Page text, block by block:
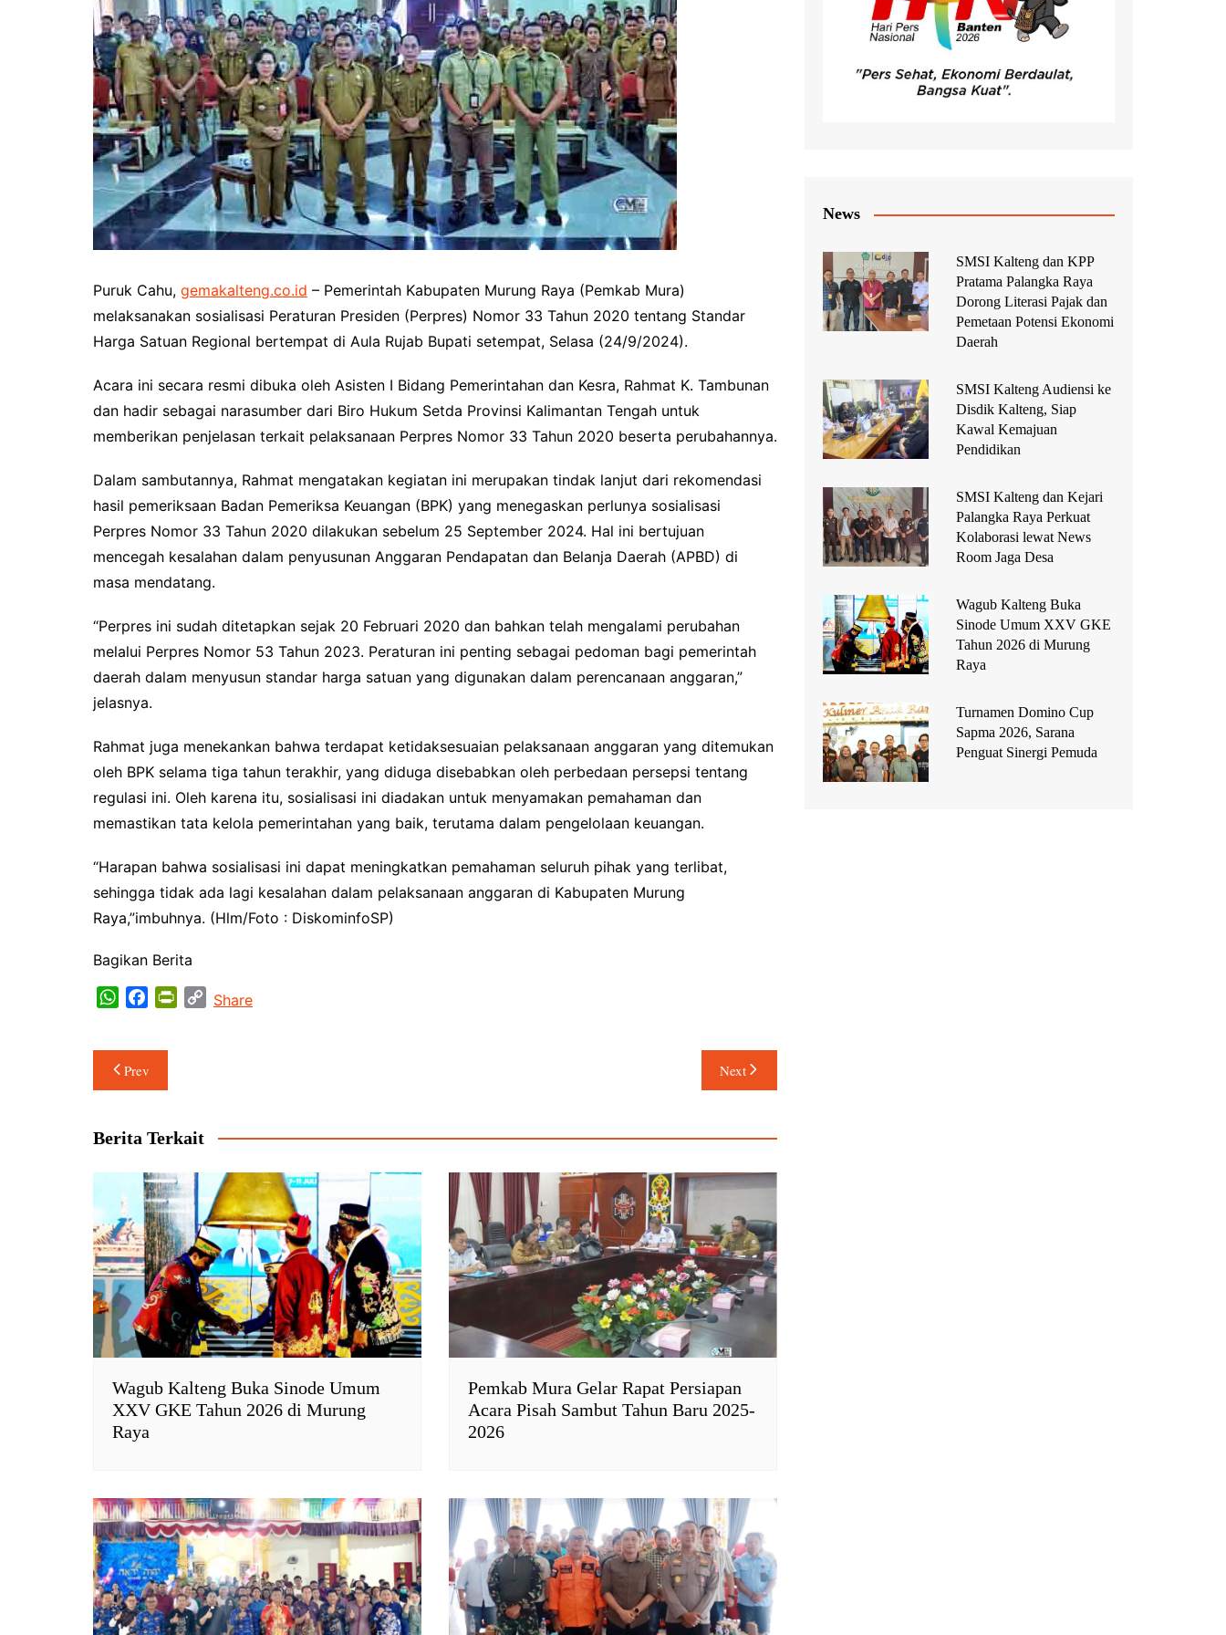
Pemkab Lamandau
Pemkab Mura
Pemkab Pulang Pisau
Pemkab Seruyan
Pemkab Sukamara
Pemko Palangka Raya
DPRD Kotawaringin Timur
DPRD Lamandau
DPRD Murung Raya
DPRD Palangka Raya
DPRD Pulang Pisau
DPRD Seruyan
DPRD Sukamara
Puruk Cahu, gemakalteng.co.id – Pemerintah Kabupaten Murung Raya (Pemkab Mura)
melaksanakan sosialisasi Peraturan Presiden (Perpres) Nomor 33 Tahun 2020 tentang Standar
Harga Satuan Regional bertempat di Aula Rujab Bupati setempat, Selasa (24/9/2024).
Acara ini secara resmi dibuka oleh Asisten I Bidang Pemerintahan dan Kesra, Rahmat K. Tambunan
dan hadir sebagai narasumber dari Biro Hukum Setda Provinsi Kalimantan Tengah untuk
memberikan penjelasan terkait pelaksanaan Perpres Nomor 33 Tahun 2020 beserta perubahannya.
Dalam sambutannya, Rahmat mengatakan kegiatan ini merupakan tindak lanjut dari rekomendasi
hasil pemeriksaan Badan Pemeriksa Keuangan (BPK) yang menegaskan perlunya sosialisasi
Perpres Nomor 33 Tahun 2020 dilakukan sebelum 25 September 2024. Hal ini bertujuan
mencegah kesalahan dalam penyusunan Anggaran Pendapatan dan Belanja Daerah (APBD) di
masa mendatang.
“Perpres ini sudah ditetapkan sejak 20 Februari 2020 dan bahkan telah mengalami perubahan
melalui Perpres Nomor 53 Tahun 2023. Peraturan ini penting sebagai pedoman bagi pemerintah
daerah dalam menyusun standar harga satuan yang digunakan dalam perencanaan anggaran,”
jelasnya.
Rahmat juga menekankan bahwa terdapat ketidaksesuaian pelaksanaan anggaran yang ditemukan
oleh BPK selama tiga tahun terakhir, yang diduga disebabkan oleh perbedaan persepsi tentang
regulasi ini. Oleh karena itu, sosialisasi ini diadakan untuk menyamakan pemahaman dan
memastikan tata kelola pemerintahan yang baik, terutama dalam pengelolaan keuangan.
“Harapan bahwa sosialisasi ini dapat meningkatkan pemahaman seluruh pihak yang terlibat,
sehingga tidak ada lagi kesalahan dalam pelaksanaan anggaran di Kabupaten Murung
Raya,”imbuhnya. (Hlm/Foto : DiskominfoSP)
Bagikan Berita
W
t
p
o
r
e
n
d
l
y
CShare
Navigasi
pos
Prev Next
Berita Terkait
Wagub Kalteng Buka Sinode Umum
XXV GKE Tahun 2026 di Murung
Raya
Pemkab Mura Gelar Rapat Persiapan
Acara Pisah Sambut Tahun Baru 2025-
2026
News
SMSI Kalteng dan KPP
Pratama Palangka Raya
Dorong Literasi Pajak dan
Pemetaan Potensi Ekonomi
Daerah
SMSI Kalteng Audiensi ke
Disdik Kalteng, Siap
Kawal Kemajuan
Pendidikan
SMSI Kalteng dan Kejari
Palangka Raya Perkuat
Kolaborasi lewat News
Room Jaga Desa
Wagub Kalteng Buka
Sinode Umum XXV GKE
Tahun 2026 di Murung
Raya
Turnamen Domino Cup
Sapma 2026, Sarana
Penguat Sinergi Pemuda